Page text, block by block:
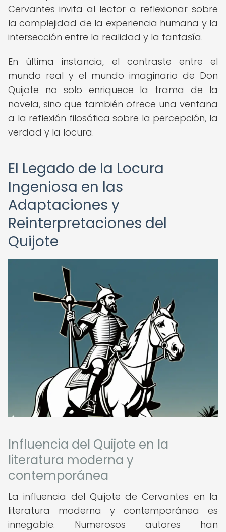
Cervantes invita al lector a reflexionar sobre
la complejidad de la experiencia humana y la
intersección entre la realidad y la fantasía.
En última instancia, el contraste entre el
mundo real y el mundo imaginario de Don
Quijote no solo enriquece la trama de la
novela, sino que también ofrece una ventana
a la reflexión filosófica sobre la percepción, la
verdad y la locura.
El Legado de la Locura
Ingeniosa en las
Adaptaciones y
Reinterpretaciones del
Quijote
Influencia del Quijote en la
literatura moderna y
contemporánea
La influencia del Quijote de Cervantes en la
literatura moderna y contemporánea es
innegable. Numerosos autores han